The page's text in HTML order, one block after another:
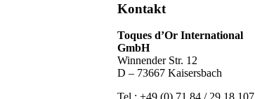
Kontakt
Toques d’Or International
GmbH
Winnender Str. 12
D – 73667 Kaisersbach